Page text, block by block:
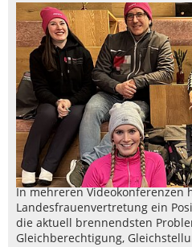
In mehreren Videokonferenzen
Landesfrauenvertretung ein
die aktuell brennendsten
Gleichberechtigung,